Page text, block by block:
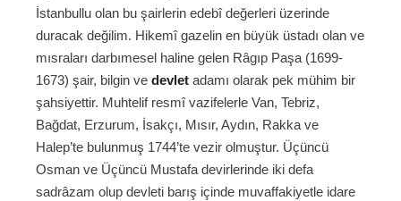
İstanbullu olan bu şairlerin edebî değerleri üzerinde
duracak değilim. Hikemî gazelin en büyük üstadı olan ve
mısraları darbımesel haline gelen Râgıp Paşa (1699-
1673) şair, bilgin ve devlet adamı olarak pek mühim bir
şahsiyettir. Muhtelif resmî vazifelerle Van, Tebriz,
Bağdat, Erzurum, İsakçı, Mısır, Aydın, Rakka ve
Halep’te bulunmuş 1744’te vezir olmuştur. Üçüncü
Osman ve Üçüncü Mustafa devirlerinde iki defa
sadrâzam olup devleti barış içinde muvaffakiyetle idare